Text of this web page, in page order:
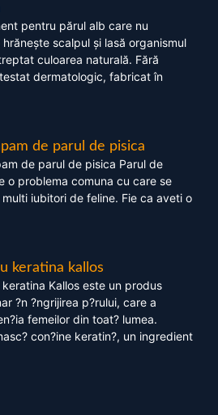
pentru părul alb care nu
scalpul și lasă organismul
culoarea naturală. Fără
dermatologic, fabricat în
de parul de pisica
de parul de pisica Parul de
o problema comuna cu care se
iubitori de feline. Fie ca aveti o
keratina kallos
Kallos este un produs
?n ?ngrijirea p?rului, care a
femeilor din toat? lumea.
con?ine keratin?, un ingredient